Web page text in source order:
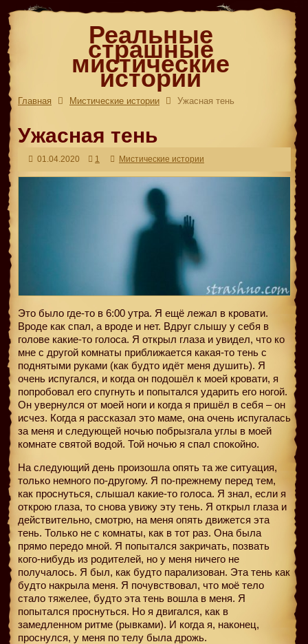
Реальные
страшные
мистические
истории
Главная Мистические истории Ужасная тень
Ужасная тень
01.04.2020 1 Мистические истории
Это было где-то в 6:00 утра. Я ещё лежал в кровати.
Вроде как спал, а вроде и нет. Вдруг слышу у себя в
голове какие-то голоса. Я открыл глаза и увидел, что ко
мне с другой комнаты приближается какая-то тень с
поднятыми руками (как будто идёт меня душить). Я
очень испугался, и когда он подошёл к моей кровати, я
попробовал его спугнуть и попытался ударить его ногой.
Он увернулся от моей ноги и когда я пришёл в себя – он
исчез. Когда я рассказал это маме, она очень испугалась
за меня и следующей ночью побрызгала углы в моей
комнате святой водой. Той ночью я спал спокойно.
На следующий день произошла опять та же ситуация,
только немного по-другому. Я по-прежнему перед тем,
как проснуться, слышал какие-то голоса. Я знал, если я
открою глаза, то снова увижу эту тень. Я открыл глаза и
действительно, смотрю, на меня опять движется эта
тень. Только не с комнаты, как в тот раз. Она была
прямо передо мной. Я попытался закричать, позвать
кого-нибудь из родителей, но у меня ничего не
получалось. Я был, как будто парализован. Эта тень как
будто накрыла меня. Я почувствовал, что моё тело
стало тяжелее, будто эта тень вошла в меня. Я
попытался проснуться. Но я двигался, как в
замедленном ритме (рывками). И когда я, наконец,
проснулся, у меня по телу была дрожь.